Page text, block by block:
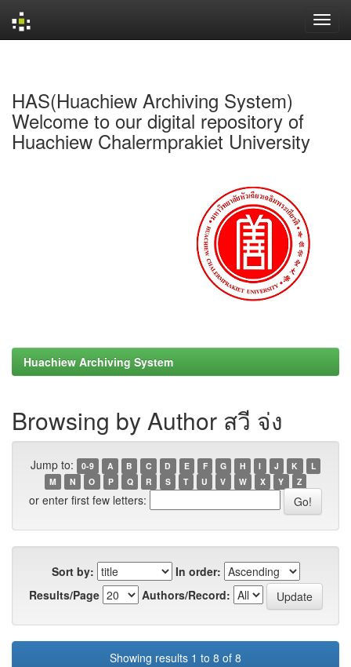
HAS(Huachiew Archiving System)
Welcome to our digital repository of
Huachiew Chalermprakiet University
Huachiew Archiving System
Browsing by Author สวี จ่ง
Jump to: 0-9 A B C D E F G H I J K
L
M
N O P Q R S T U V W X Y Z
or enter first few letters:
Sort by:
In order:
Results/Page
Authors/Record:
Showing results 1 to 8 of 8